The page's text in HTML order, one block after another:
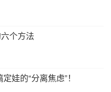
论男女，熟悉的或是陌
到在不同情况下应该怎
么距离才属恰当；
个方法
娃的“分离焦虑”！